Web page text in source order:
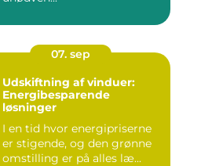
07. sep
Udskiftning af vinduer:
Energibesparende
løsninger
I en tid hvor energipriserne
er stigende, og den grønne
omstilling er på alles læ...